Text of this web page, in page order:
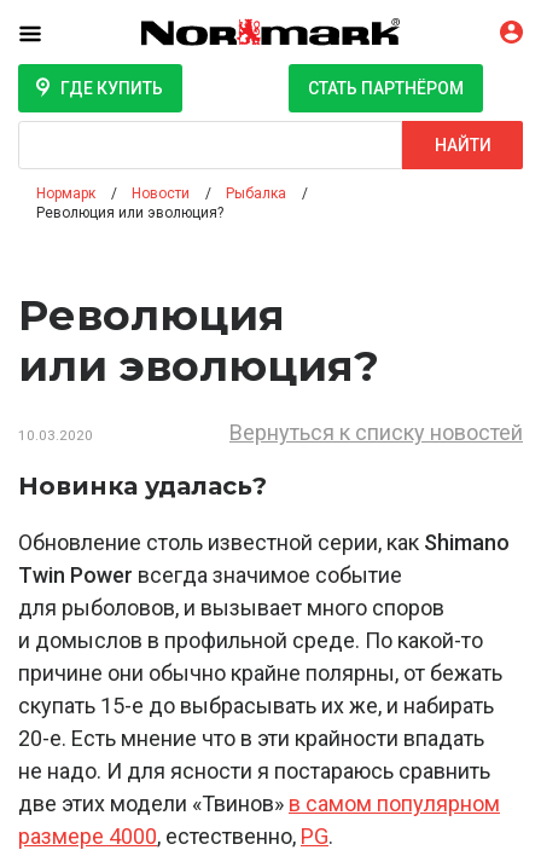
ГДЕ КУПИТЬ СТАТЬ ПАРТНЁРОМ
НАЙТИ
Нормарк Новости
Рыбалка
Революция или эволюция?
Революция
или эволюция?
10.03.2020 Вернуться к списку новостей
Новинка удалась?
Обновление столь известной серии, как Shimano
Twin Power всегда значимое событие
для рыболовов, и вызывает много споров
и домыслов в профильной среде. По какой-то
причине они обычно крайне полярны, от бежать
скупать 15-е до выбрасывать их же, и набирать
20-е. Есть мнение что в эти крайности впадать
не надо. И для ясности я постараюсь сравнить
две этих модели «Твинов» в самом популярном
размере 4000, естественно, PG.